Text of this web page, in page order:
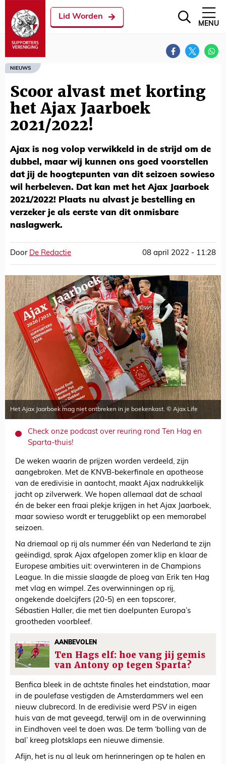
Lid Worden
MENU
NIEUWS
Scoor alvast met korting
het Ajax Jaarboek
2021/2022!
Ajax is nog volop verwikkeld in de strijd om de
dubbel, maar wij kunnen ons goed voorstellen
dat jij de hoogtepunten van dit seizoen sowieso
wil herbeleven. Dat kan met het Ajax Jaarboek
2021/2022! Plaats nu alvast je bestelling en
verzeker je als eerste van dit onmisbare
naslagwerk.
Door De Redactie 08 april 2022 - 11:28
Het Ajax Jaarboek mag niet ontbreken in je boekenkast. © Ajax Life
Check onze podcast over reuring rond Ten Hag en
Sparta-thuis!
De weken waarin de prijzen worden verdeeld, zijn
aangebroken. Met de KNVB-bekerfinale en apotheose
van de eredivisie in aantocht, maakt Ajax nadrukkelijk
jacht op zilverwerk. We hopen allemaal dat de schaal
én de beker een fraai plekje krijgen in het Ajax Jaarboek,
maar sowieso wordt er teruggeblikt op een memorabel
seizoen.
Na driemaal op rij als nummer één van Nederland te zijn
geëindigd, sprak Ajax afgelopen zomer klip en klaar de
Europese ambities uit: overwinteren in de Champions
League. In die missie slaagde de ploeg van Erik ten Hag
met vlag en wimpel. Zes overwinningen op rij,
ongekende doelcijfers (20-5) en een topscorer,
Sébastien Haller, die met tien doelpunten Europa’s
grootheden voorbleef.
AANBEVOLEN
Ten Hags elf: hoe vang jij gemis
van Antony op tegen Sparta?
Benfica bleek in de achtste finales het eindstation, maar
in de poulefase vestigden de Amsterdammers wel een
nieuw clubrecord. In de eredivisie werd PSV in eigen
huis van de mat geveegd, terwijl om in de overwinning
in Eindhoven veel te doen was. De term ‘bolling van de
bal’ kreeg plotsklaps een nieuwe dimensie.
Afijn, het is nu al leuk om herinneringen op te halen en